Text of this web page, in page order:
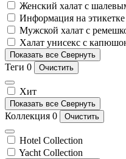
Женский халат с
Информация на этикетке
Мужской халат с
Халат унисекс с
Показать все Свернуть
Теги 0 Очистить
Хит
Показать все Свернуть
Коллекция 0 Очистить
Hotel Collection
Yacht Collection